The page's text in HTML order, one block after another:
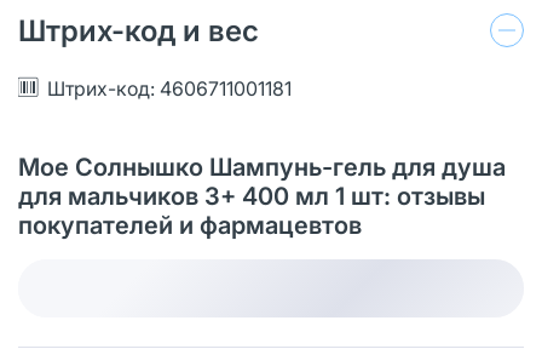
Штрих-код и вес
Штрих-код: 4606711001181
Мое Солнышко Шампунь-гель для душа
для мальчиков 3+ 400 мл 1 шт: отзывы
покупателей и фармацевтов